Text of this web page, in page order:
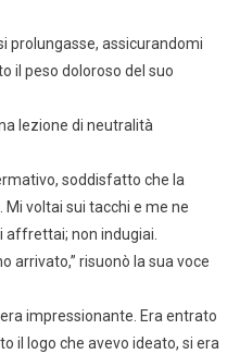
prolungasse, assicurandomi
il peso doloroso del suo
lezione di neutralità
soddisfatto che la
voltai sui tacchi e me ne
affrettai; non indugiai.
arrivato,” risuonò la sua voce
impressionante. Era entrato
il logo che avevo ideato, si era